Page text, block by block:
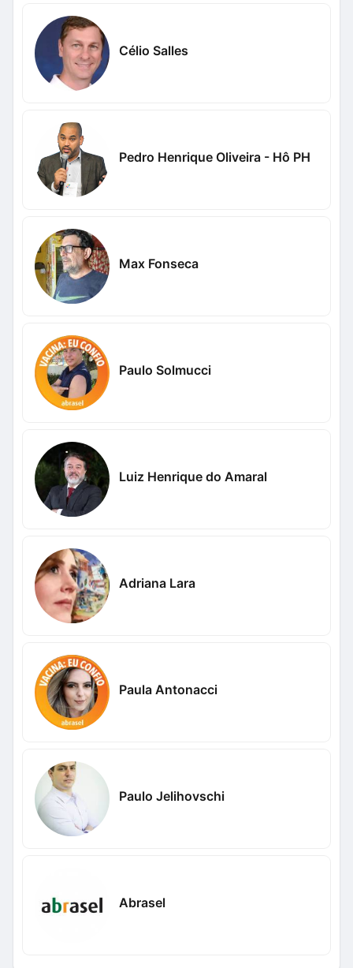
Célio Salles
Pedro Henrique Oliveira - Hô PH
Max Fonseca
Paulo Solmucci
Luiz Henrique do Amaral
Adriana Lara
Paula Antonacci
Paulo Jelihovschi
Abrasel